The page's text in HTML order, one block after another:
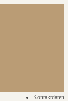
Kontaktdaten